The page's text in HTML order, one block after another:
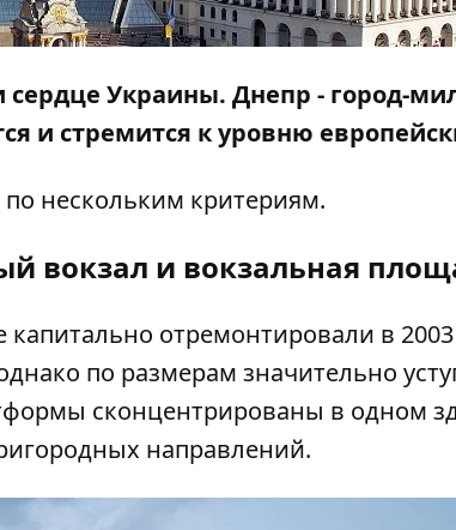
сердце Украины. Днепр - город-
и стремится к уровню
нескольким критериям.
вокзал и вокзальная
отремонтировали в 2003
по размерам значительно
сконцентрированы в одном
направлений.